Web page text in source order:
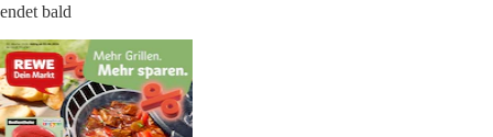
endet bald